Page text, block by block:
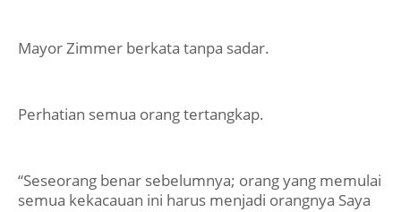
Mayor Zimmer berkata tanpa sadar.
Perhatian semua orang tertangkap.
“Seseorang benar sebelumnya; orang yang memulai
semua kekacauan ini harus menjadi orangnya Saya